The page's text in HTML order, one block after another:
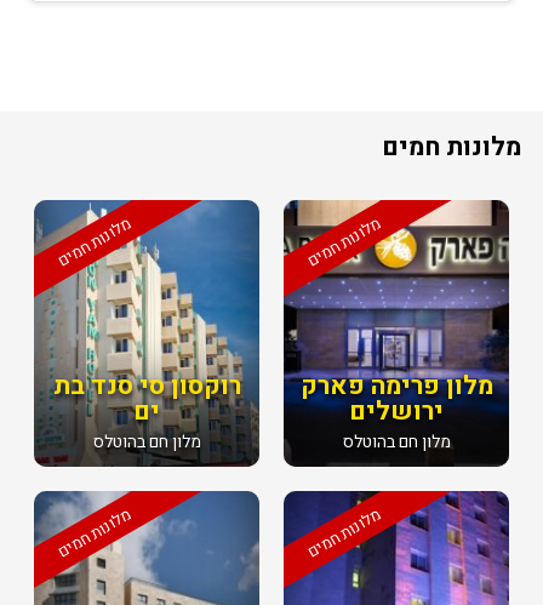
מלונות חמים
מלונות חמים
רוקסון סי סנד בת
ים
מלון חם בהוטלס
מלונות חמים
מלון פרימה פארק
ירושלים
מלון חם בהוטלס
מלונות חמים מלונות חמים